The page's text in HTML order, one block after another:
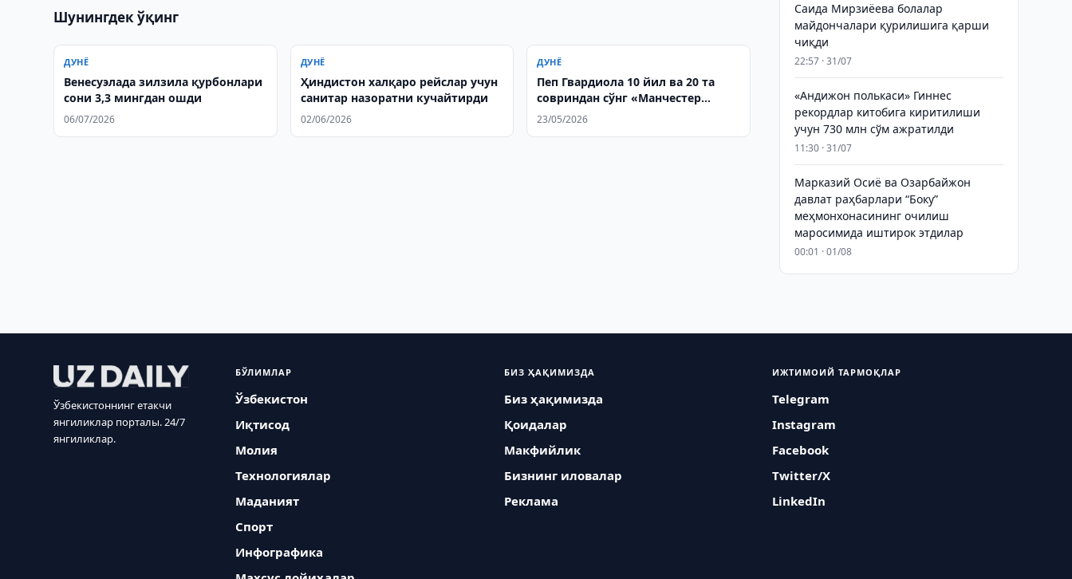
Шунингдек ўқинг
ДУНЁ
Венесуэлада зилзила қурбонлари
сони 3,3 мингдан ошди
06/07/2026
ДУНЁ
Ҳиндистон халқаро рейслар учун
санитар назоратни кучайтирди
02/06/2026
ДУНЁ
Пеп Гвардиола 10 йил ва 20 та
совриндан сўнг «Манчестер
Сити»ни тарк этади
23/05/2026
Саида Мирзиёева болалар
майдончалари қурилишига қарши
чиқди
22:57 · 31/07
«Андижон полькаси» Гиннес
рекордлар китобига киритилиши
учун 730 млн сўм ажратилди
11:30 · 31/07
Марказий Осиё ва Озарбайжон
давлат раҳбарлари “Боку”
меҳмонхонасининг очилиш
маросимида иштирок этдилар
00:01 · 01/08
Ўзбекистоннинг етакчи
янгиликлар порталы. 24/7
янгиликлар.
БЎЛИМЛАР
Ўзбекистон
Иқтисод
Молия
Технологиялар
Маданият
Спорт
Инфографика
БИЗ ҲАҚИМИЗДА
Биз ҳақимизда
Қоидалар
Макфийлик
Бизнинг иловалар
Реклама
ИЖТИМОИЙ ТАРМОҚЛАР
Telegram
Instagram
Facebook
Twitter/X
LinkedIn